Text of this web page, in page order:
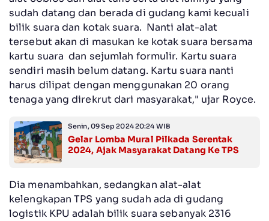
sudah datang dan berada di gudang kami kecuali
bilik suara dan kotak suara. Nanti alat-alat
tersebut akan di masukan ke kotak suara bersama
kartu suara dan sejumlah formulir. Kartu suara
sendiri masih belum datang. Kartu suara nanti
harus dilipat dengan menggunakan 20 orang
tenaga yang direkrut dari masyarakat," ujar Royce.
Senin, 09 Sep 2024 20:24 WIB
Gelar Lomba Mural Pilkada Serentak
2024, Ajak Masyarakat Datang Ke TPS
Dia menambahkan, sedangkan alat-alat
kelengkapan TPS yang sudah ada di gudang
logistik KPU adalah bilik suara sebanyak 2316